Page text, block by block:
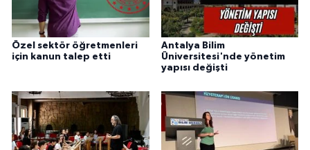
Özel sektör öğretmenleri
için kanun talep etti
Antalya Bilim
Üniversitesi'nde yönetim
yapısı değişti